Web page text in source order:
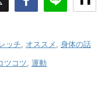
ッチ オススメ
身体の話
ツコツ 運動